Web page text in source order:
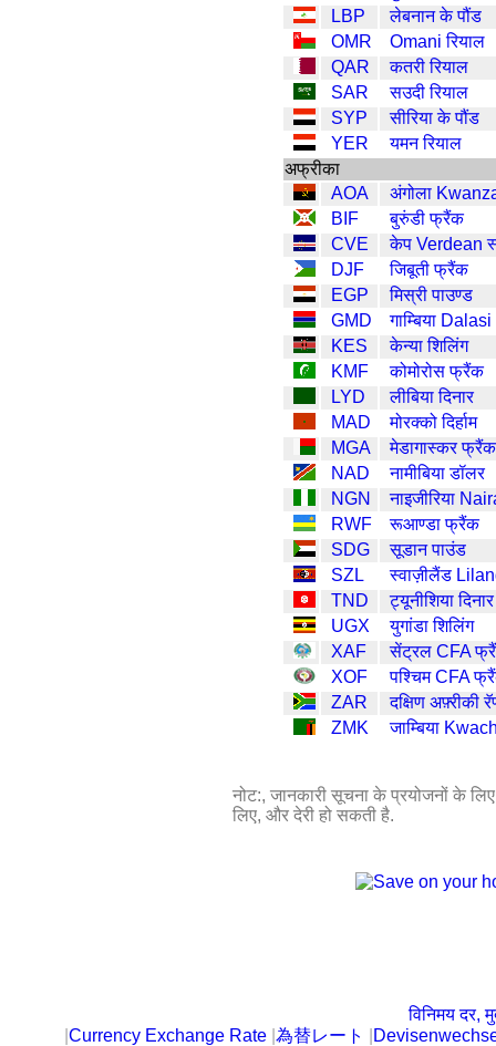
LBP
लेबनान के पौंड
OMR
Omani रियाल
QAR
कतरी रियाल
SAR
सउदी रियाल
SYP
सीरिया के पौंड
YER
यमन रियाल
अफ्रीका
AOA
अंगोला
BIF
बुरुंडी फ्रैंक
CVE
केप Verdean
DJF
जिबूती फ्रैंक
EGP
मिस्री पाउण्ड
GMD
गाम्बिया Dalasi
KES
केन्या शिलिंग
KMF
कोमोरोस फ्रैंक
LYD
लीबिया दिनार
MAD
मोरक्को दिर्हाम
MGA
मेडागास्कर फ्रैंक
NAD
नामीबिया डॉलर
NGN
नाइजीरिया
RWF
रूआण्डा फ्रैंक
SDG
सूडान पाउंड
SZL
स्वाज़ीलैंड
TND
ट्यूनीशिया दिनार
UGX
युगांडा शिलिंग
XAF
सेंट्रल CFA
XOF
पश्चिम CFA
ZAR
दक्षिण अफ़्रीकी
ZMK
जाम्बिया
नोट:, जानकारी सूचना के प्रयोजनों के लिए
लिए, और देरी हो सकती है.
विनिमय दर,
Currency Exchange Rate 為替レート